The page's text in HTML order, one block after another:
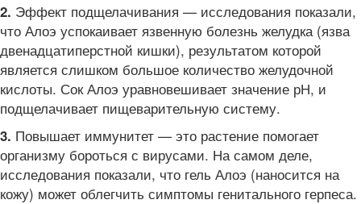
2. Эффект подщелачивания — исследования показали,
что Алоэ успокаивает язвенную болезнь желудка (язва
двенадцатиперстной кишки), результатом которой
является слишком большое количество желудочной
кислоты. Сок Алоэ уравновешивает значение рН, и
подщелачивает пищеварительную систему.
3. Повышает иммунитет — это растение помогает
организму бороться с вирусами. На самом деле,
исследования показали, что гель Алоэ (наносится на
кожу) может облегчить симптомы генитального герпеса.